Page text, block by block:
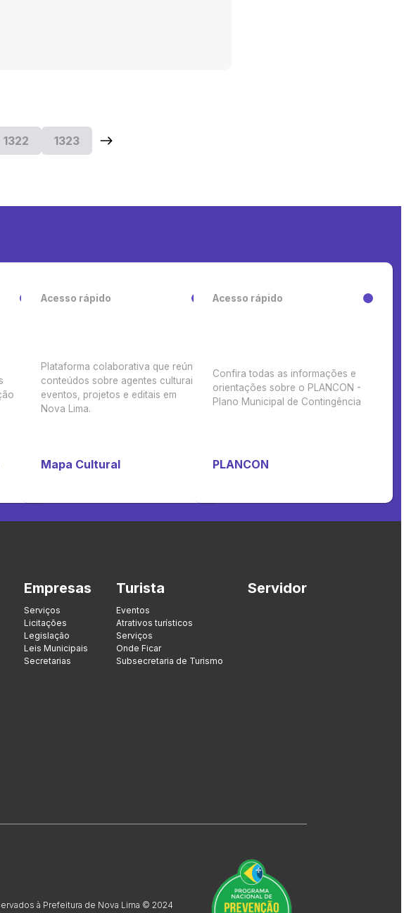
1322 1323
Acesso rápido
Plataforma colaborativa que reúne
conteúdos sobre agentes culturais,
eventos, projetos e editais em
Nova Lima.
Mapa Cultural
Acesso rápido
Confira todas as informações e
orientações sobre o PLANCON -
Plano Municipal de Contingência
PLANCON
Empresas
Serviços
Licitações
Legislação
Leis Municipais
Secretarias
Turista
Eventos
Atrativos turísticos
Serviços
Onde Ficar
Subsecretaria de Turismo
Servidor
à Prefeitura de Nova Lima © 2024